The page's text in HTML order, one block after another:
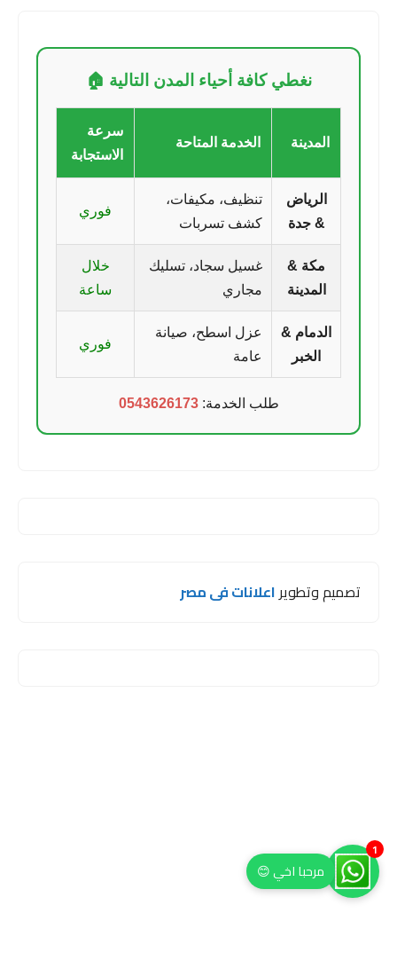
نغطي كافة أحياء المدن التالية 🏠
المدينة الخدمة المتاحة
سرعة
الاستجابة
الرياض
& جدة
تنظيف، مكيفات،
كشف تسربات
فوري
مكة &
المدينة
غسيل سجاد، تسليك
مجاري
خلال
ساعة
الدمام &
الخبر
عزل اسطح، صيانة
عامة
فوري
طلب الخدمة:0543626173
تصميم وتطويراعلانات فى مصر
مرحبا اخي 😊